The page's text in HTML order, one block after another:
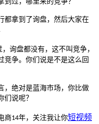
都拿到了询盘，然后大家在
询盘都没有，这不叫竞争，
竞争。你们说是不是这么回
，绝对是蓝海市场，你比做
们说呢？
商14年，关注我让你短视频